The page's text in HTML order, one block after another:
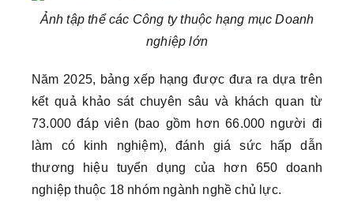
Ảnh tập thể các Công ty thuộc hạng mục Doanh
nghiệp lớn
Năm 2025, bảng xếp hạng được đưa ra dựa trên
kết quả khảo sát chuyên sâu và khách quan từ
73.000 đáp viên (bao gồm hơn 66.000 người đi
làm có kinh nghiệm), đánh giá sức hấp dẫn
thương hiệu tuyển dụng của hơn 650 doanh
nghiệp thuộc 18 nhóm ngành nghề chủ lực.